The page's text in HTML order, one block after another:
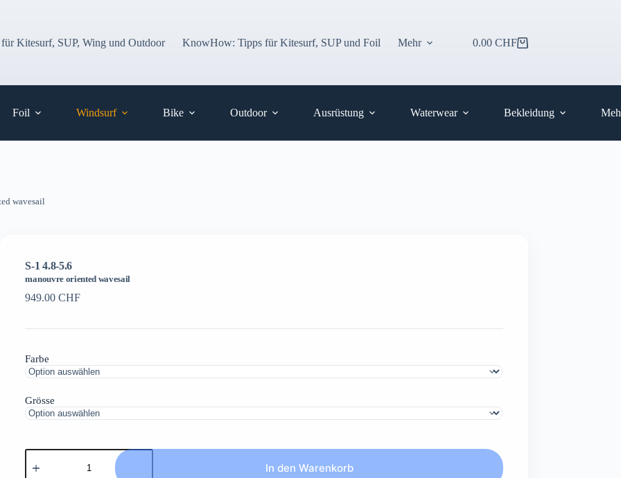
für Kitesurf, SUP, Wing und Outdoor
KnowHow: Tipps für Kitesurf, SUP und Foil Mehr Warenkorb
0.00 CHF
Foil Windsurf Bike Outdoor Ausrüstung Waterwear Bekleidung
wavesail
S-1 4.8-5.6
manouvre oriented wavesail
949.00CHF
Farbe
Grösse
S-
In den Warenkorb